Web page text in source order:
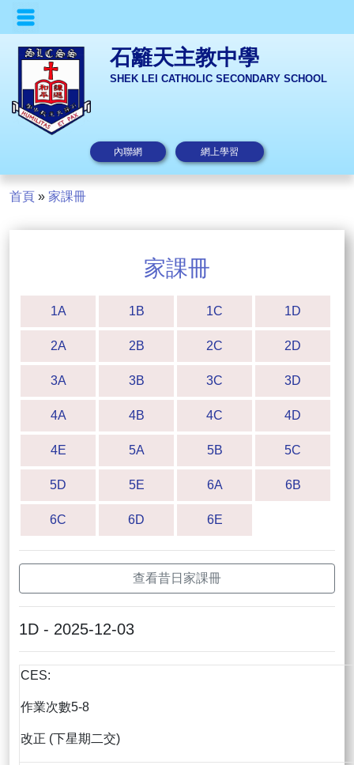
石籬天主教中學
SHEK LEI CATHOLIC SECONDARY SCHOOL
內聯網 網上學習
首頁 » 家課冊
家課冊
1A 1B 1C 1D
2A 2B 2C 2D
3A 3B 3C 3D
4A 4B 4C 4D
4E 5A 5B 5C
5D 5E 6A 6B
6C 6D 6E
查看昔日家課冊
1D - 2025-12-03
CES:
作業次數5-8
改正 (下星期二交)